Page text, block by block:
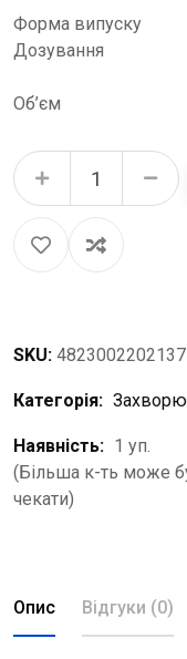
Форма випуску
Дозування
Об’єм
Кромофарм краплі оч. 2 % по 10 мл у флак. quantity
SKU: 4823002202137
Категорія:
Наявність: 1 уп.
(Більша к-ть може
чекати)
Опис Відгуки (0)